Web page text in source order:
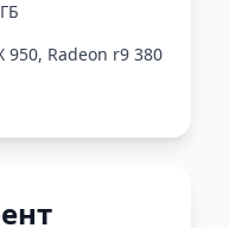
950, Radeon r9 380